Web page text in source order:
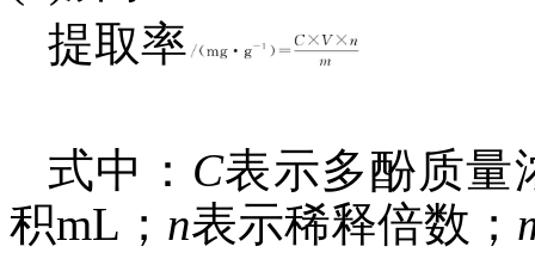
提取率
式中： C表示多酚质量
积mL； n表示稀释倍数；